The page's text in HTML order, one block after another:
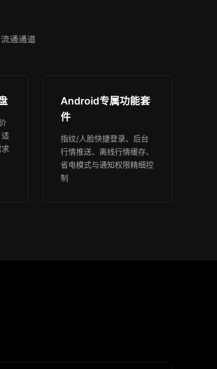
通通道
Android专属功能套
件
指纹/人脸快捷登录、后台
行情推送、离线行情缓存、
省电模式与通知权限精细控
制